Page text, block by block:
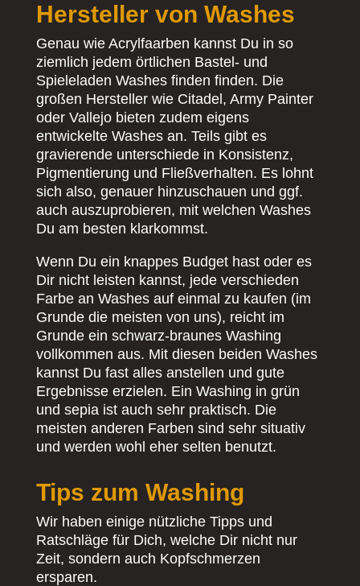
Hersteller von Washes
Genau wie Acrylfaarben kannst Du in so
ziemlich jedem örtlichen Bastel- und
Spieleladen Washes finden finden. Die
großen Hersteller wie Citadel, Army Painter
oder Vallejo bieten zudem eigens
entwickelte Washes an. Teils gibt es
gravierende unterschiede in Konsistenz,
Pigmentierung und Fließverhalten. Es lohnt
sich also, genauer hinzuschauen und ggf.
auch auszuprobieren, mit welchen Washes
Du am besten klarkommst.
Wenn Du ein knappes Budget hast oder es
Dir nicht leisten kannst, jede verschieden
Farbe an Washes auf einmal zu kaufen (im
Grunde die meisten von uns), reicht im
Grunde ein schwarz-braunes Washing
vollkommen aus. Mit diesen beiden Washes
kannst Du fast alles anstellen und gute
Ergebnisse erzielen. Ein Washing in grün
und sepia ist auch sehr praktisch. Die
meisten anderen Farben sind sehr situativ
und werden wohl eher selten benutzt.
Tips zum Washing
Wir haben einige nützliche Tipps und
Ratschläge für Dich, welche Dir nicht nur
Zeit, sondern auch Kopfschmerzen
ersparen.